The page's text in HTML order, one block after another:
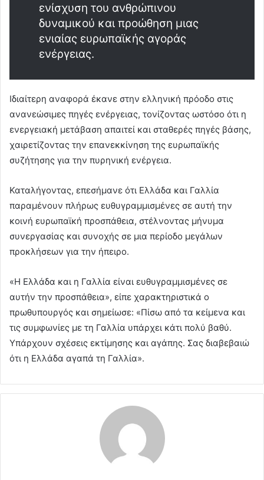
ενίσχυση του ανθρώπινου
δυναμικού και προώθηση μιας
ενιαίας ευρωπαϊκής αγοράς
ενέργειας.
Ιδιαίτερη αναφορά έκανε στην ελληνική πρόοδο στις
ανανεώσιμες πηγές ενέργειας, τονίζοντας ωστόσο ότι η
ενεργειακή μετάβαση απαιτεί και σταθερές πηγές βάσης,
χαιρετίζοντας την επανεκκίνηση της ευρωπαϊκής
συζήτησης για την πυρηνική ενέργεια.
Καταλήγοντας, επεσήμανε ότι Ελλάδα και Γαλλία
παραμένουν πλήρως ευθυγραμμισμένες σε αυτή την
κοινή ευρωπαϊκή προσπάθεια, στέλνοντας μήνυμα
συνεργασίας και συνοχής σε μια περίοδο μεγάλων
προκλήσεων για την ήπειρο.
«Η Ελλάδα και η Γαλλία είναι ευθυγραμμισμένες σε
αυτήν την προσπάθεια», είπε χαρακτηριστικά ο
πρωθυπουργός και σημείωσε: «Πίσω από τα κείμενα και
τις συμφωνίες με τη Γαλλία υπάρχει κάτι πολύ βαθύ.
Υπάρχουν σχέσεις εκτίμησης και αγάπης. Σας διαβεβαιώ
ότι η Ελλάδα αγαπά τη Γαλλία».